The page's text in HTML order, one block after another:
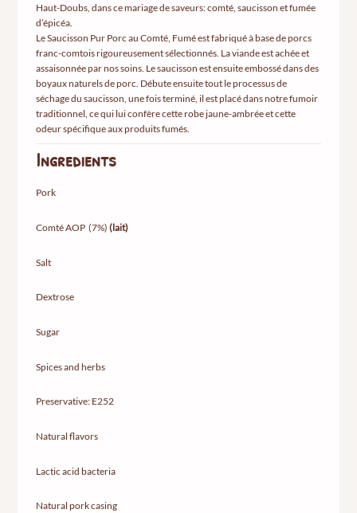
Haut-Doubs, dans ce mariage de saveurs: comté, saucisson et fumée
d’épicéa.
Le Saucisson Pur Porc au Comté, Fumé est fabriqué à base de porcs
franc-comtois rigoureusement sélectionnés. La viande est achée et
assaisonnée par nos soins. Le saucisson est ensuite embossé dans des
boyaux naturels de porc. Débute ensuite tout le processus de
séchage du saucisson, une fois terminé, il est placé dans notre fumoir
traditionnel, ce qui lui confère cette robe jaune-ambrée et cette
odeur spécifique aux produits fumés.
Ingredients
Pork
Comté AOP (7%) (lait)
Salt
Dextrose
Sugar
Spices and herbs
Preservative: E252
Natural flavors
Lactic acid bacteria
Natural pork casing